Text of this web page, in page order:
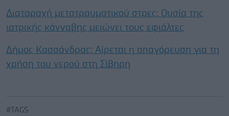
Διαταραχή μετατραυματικού στρες: Ουσία της
ιατρικής κάνναβης μειώνει τους εφιάλτες
Δήμος Κασσάνδρας: Αίρεται η απαγόρευση για τη
χρήση του νερού στη Σίβηρη
#TAGS